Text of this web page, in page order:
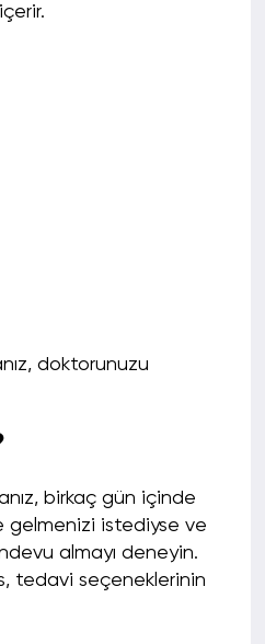
doktorunuzu
birkaç gün içinde
gelmenizi istediyse ve
almayı deneyin.
tedavi seçeneklerinin